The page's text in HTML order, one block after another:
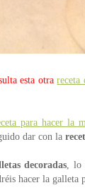
esta otrareceta
para hacer la
dar con la
decoradas ,
hacer la galleta